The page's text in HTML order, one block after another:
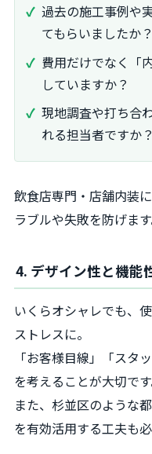
過去の施工事例や
てもらいましたか？
費用だけでなく「
していますか？
現地調査や打ち合
れる担当者ですか？
飲食店専門・店舗内装
ラブルや失敗を防げます
4. デザイン性と機能
いくらオシャレでも、
ストレスに。
「お客様目線」「スタ
を考えることが大切です
また、杉並区のような
を有効活用する工夫も必